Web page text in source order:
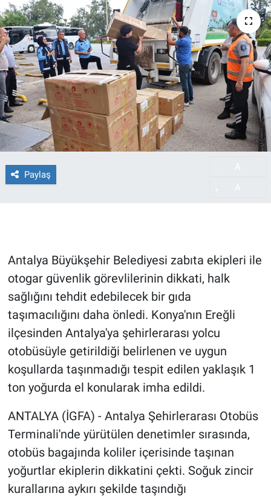
Paylaş
Antalya Büyükşehir Belediyesi zabıta ekipleri ile
otogar güvenlik görevlilerinin dikkati, halk
sağlığını tehdit edebilecek bir gıda
taşımacılığını daha önledi. Konya'nın Ereğli
ilçesinden Antalya'ya şehirlerarası yolcu
otobüsüyle getirildiği belirlenen ve uygun
koşullarda taşınmadığı tespit edilen yaklaşık 1
ton yoğurda el konularak imha edildi.
ANTALYA (İGFA) - Antalya Şehirlerarası Otobüs
Terminali'nde yürütülen denetimler sırasında,
otobüs bagajında koliler içerisinde taşınan
yoğurtlar ekiplerin dikkatini çekti. Soğuk zincir
kurallarına aykırı şekilde taşındığı
Künye
Son Dakika Haberleri
Haber Arşivi